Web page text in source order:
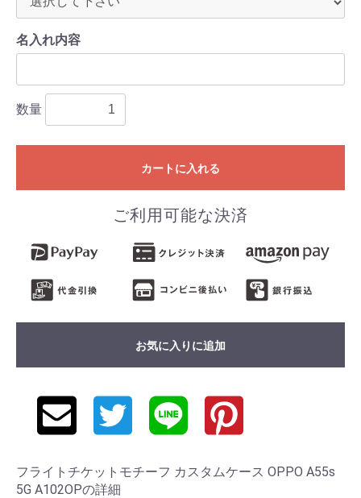
名入れ内容
数量
カートに入れる
ご利用可能な決済
お気に入りに追加
フライトチケットモチーフ カスタムケース OPPO A55s
5G A102OPの詳細